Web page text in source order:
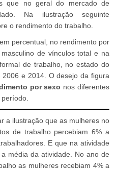
que no geral do mercado de
Na ilustração seguinte
o rendimento do trabalho.
percentual, no rendimento por
de vínculos total e na
de trabalho, no estado do
e 2014. O desejo da figura
por sexo nos diferentes
a ilustração que as mulheres no
de trabalho percebiam 6% a
E que na atividade
média da atividade. No ano de
as mulheres recebiam 4% a